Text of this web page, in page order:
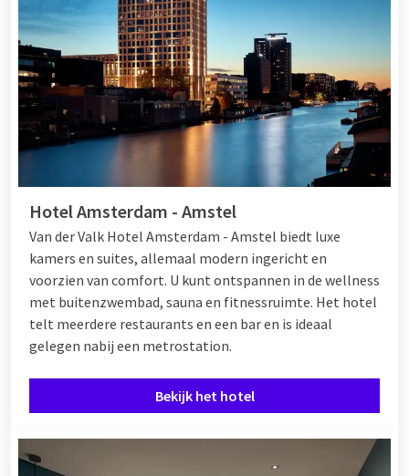
Hotel Amsterdam - Amstel
Van der Valk Hotel Amsterdam - Amstel biedt luxe
kamers en suites, allemaal modern ingericht en
voorzien van comfort. U kunt ontspannen in de wellness
met buitenzwembad, sauna en fitnessruimte. Het hotel
telt meerdere restaurants en een bar en is ideaal
gelegen nabij een metrostation.
Bekijk het hotel